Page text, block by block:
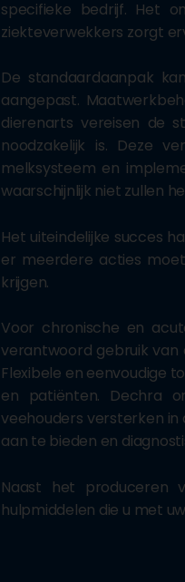
specifieke bedrijf. Het
ziekteverwekkers zorgt
De standaardaanpak
aangepast.
dierenarts vereisen de
noodzakelijk is. Deze
melksysteem en
waarschijnlijk niet zullen
Het uiteindelijke succes
er meerdere acties
krijgen.
Voor chronische en
verantwoord gebruik van
Flexibele en eenvoudige
en patiënten. Dechra
veehouders versterken
aan te bieden en
Naast het produceren
hulpmiddelen die u met